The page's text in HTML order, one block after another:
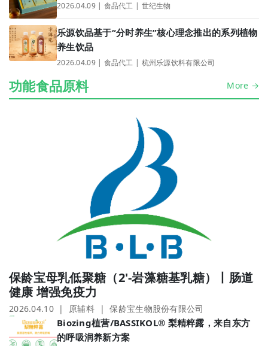
2026.04.09 | 食品代工 | 世纪生物
乐源饮品基于“分时养生”核心理念推出的系列植物
养生饮品
2026.04.09 | 食品代工 | 杭州乐源饮料有限公司
功能食品原料 More →
保龄宝母乳低聚糖（2'-岩藻糖基乳糖）丨肠道
健康 增强免疫力
2026.04.10 | 原辅料 | 保龄宝生物股份有限公司
Biozing植营/BASSIKOL® 梨精粹露，来自东方
的呼吸润养新方案